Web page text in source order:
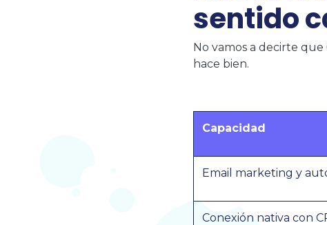
sentido
No vamos a decirte
hace bien.​
Capacidad
Email marketing y
Conexión nativa con